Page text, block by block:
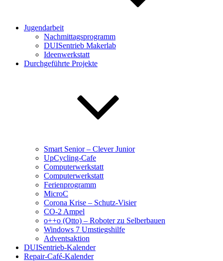
Jugendarbeit
Nachmittagsprogramm
DUISentrieb Makerlab
Ideenwerkstatt
Durchgeführte Projekte
Smart Senior – Clever Junior
UpCycling-Cafe
Computerwerkstatt
Computerwerkstatt
Ferienprogramm
MicroC
Corona Krise – Schutz-Visier
CO-2 Ampel
o++o (Otto) – Roboter zu Selberbauen
Windows 7 Umstiegshilfe
Adventsaktion
DUISentrieb-Kalender
Repair-Café-Kalender